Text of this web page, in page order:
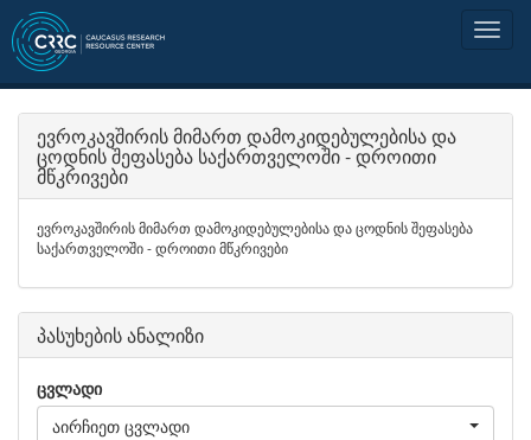
ევროკავშირის მიმართ დამოკიდებულებისა და
ცოდნის შეფასება საქართველოში - დროითი
მწკრივები
ევროკავშირის მიმართ დამოკიდებულებისა და ცოდნის შეფასება
საქართველოში - დროითი მწკრივები
პასუხების ანალიზი
ცვლადი
აირჩიეთ ცვლადი